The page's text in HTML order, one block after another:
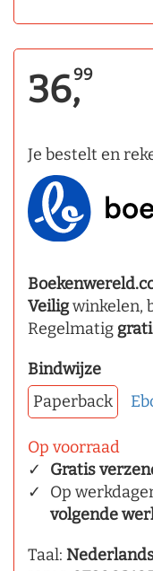
36,99
Je bestelt en
Veiligwinkelen,
Regelmatig
Bindwijze
Paperback
Op voorraad
Gratis
Op
volgende
Taal: